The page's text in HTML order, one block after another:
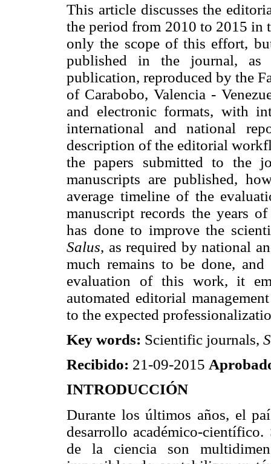
This article discusses the
the period from 2010 to 2015 in
only the scope of this effort,
published in the journal,
publication, reproduced by the
of Carabobo, Valencia -
and electronic formats, with
international and national
description of the editorial
the papers submitted to the
manuscripts are published,
average timeline of the
manuscript records the years
has done to improve the
Salus, as required by national
much remains to be done,
evaluation of this work, it
automated editorial
to the expected
Key words: Scientific journals,
Recibido: 21-09-2015
INTRODUCCIÓN
Durante los últimos años, el
desarrollo académico-
de la ciencia son